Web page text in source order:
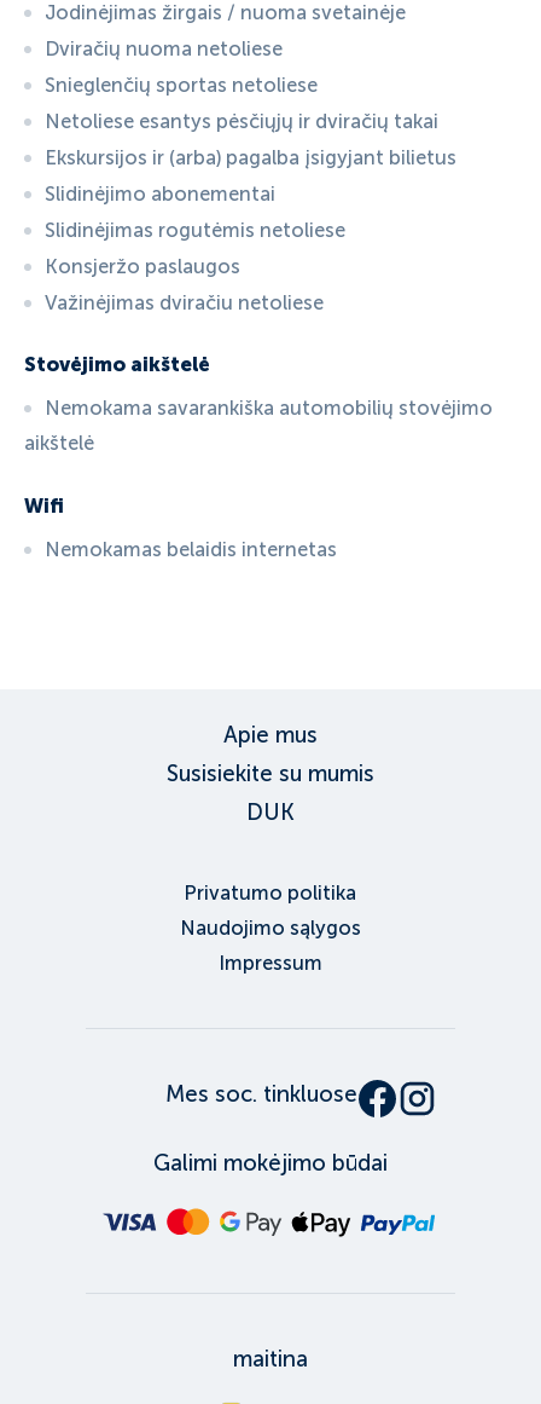
Jodinėjimas žirgais / nuoma svetainėje
Dviračių nuoma netoliese
Snieglenčių sportas netoliese
Netoliese esantys pėsčiųjų ir dviračių takai
Ekskursijos ir (arba) pagalba įsigyjant bilietus
Slidinėjimo abonementai
Slidinėjimas rogutėmis netoliese
Konsjeržo paslaugos
Važinėjimas dviračiu netoliese
Stovėjimo aikštelė
Nemokama savarankiška automobilių stovėjimo
aikštelė
Wifi
Nemokamas belaidis internetas
Apie mus
Susisiekite su mumis
DUK
Privatumo politika
Naudojimo sąlygos
Impressum
Mes soc. tinkluose
Galimi mokėjimo būdai
maitina